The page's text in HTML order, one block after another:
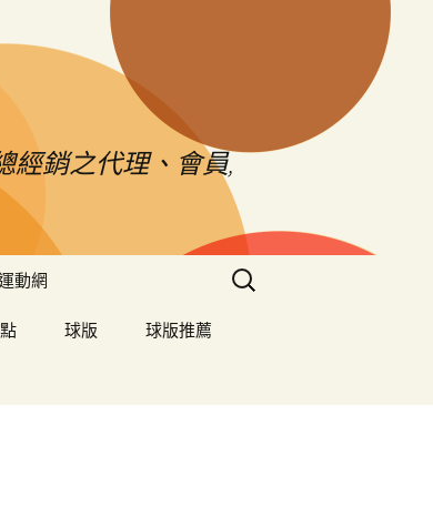
經銷之代理、會員,
動網
球版 球版推薦
搜
尋